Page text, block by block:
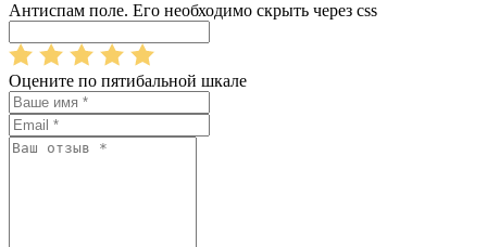
Антиспам поле. Его необходимо скрыть через css
Оцените по пятибальной шкале